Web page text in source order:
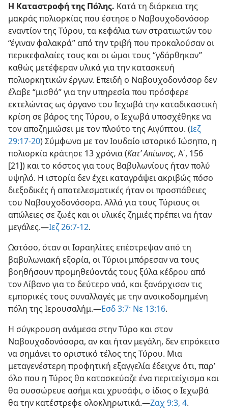
Η Καταστροφή της Πόλης. Κατά τη διάρκεια της
μακράς πολιορκίας που έστησε ο Ναβουχοδονόσορ
εναντίον της Τύρου, τα κεφάλια των στρατιωτών του
“έγιναν φαλακρά” από την τριβή που προκαλούσαν οι
περικεφαλαίες τους και οι ώμοι τους “γδάρθηκαν”
καθώς μετέφεραν υλικά για την κατασκευή
πολιορκητικών έργων. Επειδή ο Ναβουχοδονόσορ δεν
έλαβε “μισθό” για την υπηρεσία που πρόσφερε
εκτελώντας ως όργανο του Ιεχωβά την καταδικαστική
κρίση σε βάρος της Τύρου, ο Ιεχωβά υποσχέθηκε να
τον αποζημιώσει με τον πλούτο της Αιγύπτου. (Ιεζ
29:17-20) Σύμφωνα με τον Ιουδαίο ιστορικό Ιώσηπο, η
πολιορκία κράτησε 13 χρόνια (Κατ’ Απίωνος, Α΄, 156
[21]) και το κόστος για τους Βαβυλωνίους ήταν πολύ
υψηλό. Η ιστορία δεν έχει καταγράψει ακριβώς πόσο
διεξοδικές ή αποτελεσματικές ήταν οι προσπάθειες
του Ναβουχοδονόσορα. Αλλά για τους Τύριους οι
απώλειες σε ζωές και οι υλικές ζημιές πρέπει να ήταν
μεγάλες.—Ιεζ 26:7-12.
Ωστόσο, όταν οι Ισραηλίτες επέστρεψαν από τη
βαβυλωνιακή εξορία, οι Τύριοι μπόρεσαν να τους
βοηθήσουν προμηθεύοντάς τους ξύλα κέδρου από
τον Λίβανο για το δεύτερο ναό, και ξανάρχισαν τις
εμπορικές τους συναλλαγές με την ανοικοδομημένη
πόλη της Ιερουσαλήμ.—Εσδ 3:7· Νε 13:16.
Η σύγκρουση ανάμεσα στην Τύρο και στον
Ναβουχοδονόσορα, αν και ήταν μεγάλη, δεν επρόκειτο
να σημάνει το οριστικό τέλος της Τύρου. Μια
μεταγενέστερη προφητική εξαγγελία έδειχνε ότι, παρ’
όλο που η Τύρος θα κατασκεύαζε ένα περιτείχισμα και
θα συσσώρευε ασήμι και χρυσάφι, ο ίδιος ο Ιεχωβά
θα την κατέστρεφε ολοκληρωτικά.—Ζαχ 9:3, 4.